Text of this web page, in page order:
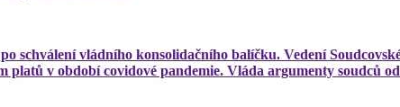
schválení vládního konsolidačního balíčku. Vedení
v období covidové pandemie. Vláda argumenty soudců